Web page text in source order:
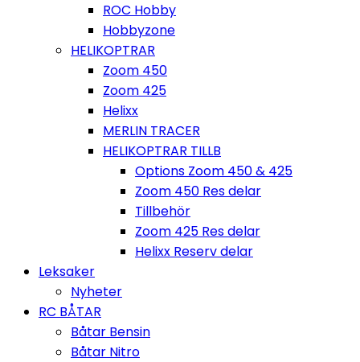
ROC Hobby
Hobbyzone
HELIKOPTRAR
Zoom 450
Zoom 425
Helixx
MERLIN TRACER
HELIKOPTRAR TILLB
Options Zoom 450 & 425
Zoom 450 Res delar
Tillbehör
Zoom 425 Res delar
Helixx Reserv delar
Leksaker
Nyheter
RC BÅTAR
Båtar Bensin
Båtar Nitro